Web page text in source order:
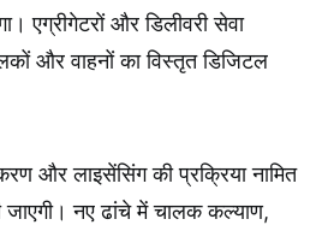
एग्रीगेटरों और डिलीवरी सेवा
और वाहनों का विस्तृत डिजिटल
और लाइसेंसिंग की प्रक्रिया नामित
जाएगी। नए ढांचे में चालक कल्याण,